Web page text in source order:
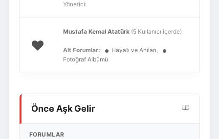
Yönetici:
Mustafa Kemal Atatürk (5 Kullanıcı içerde)
Alt Forumlar: Hayatı ve Anıları,
Fotoğraf Albümü
Önce Aşk Gelir
FORUMLAR